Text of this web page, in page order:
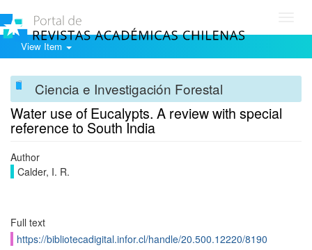
View Item
Ciencia e Investigación Forestal
Water use of Eucalypts. A review with special
reference to South India
Author
Calder, I. R.
Full text
https://bibliotecadigital.infor.cl/handle/20.500.12220/8190